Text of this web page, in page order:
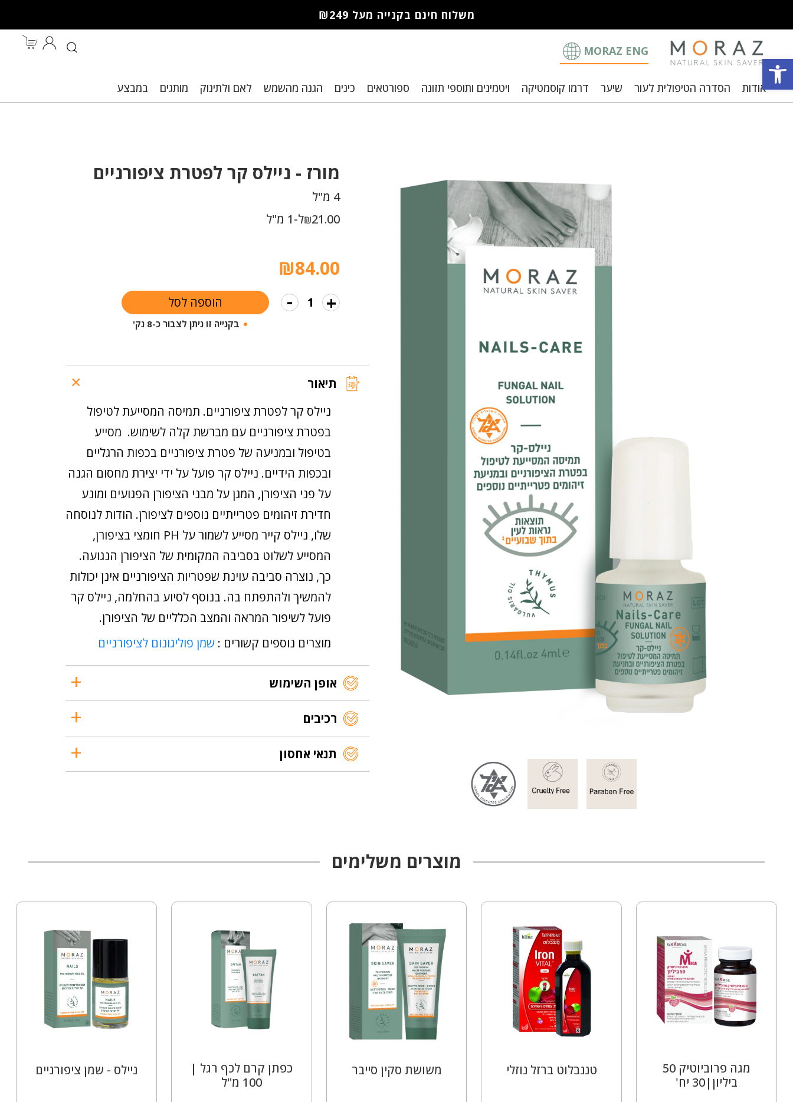
משלוח חינם בקנייה מעל ₪249
חברי מועדון מורז נהנים יותר!
10% הנחה לקנייה ראשונה
MORAZ ENG
אודות הסדרה הטיפולית לעור שיער דרמו קוסמטיקה ויטמינים ותוספי תזונה ספורטאים כינים הגנה מהשמש לאם ולתינוק מותגים במבצע
מורז - ניילס קר לפטרת ציפורניים
4 מ"ל
₪21.00 ל-1 מ"ל
₪84.00
+ כמות
ציפורניים
- הוספה לסל
בקנייה זו ניתן לצבור כ-8 נק'
תיאור
ניילס קר לפטרת ציפורניים. תמיסה המסייעת לטיפול
בפטרת ציפורניים עם מברשת קלה לשימוש. מסייע
בטיפול ובמניעה של פטרת ציפורניים בכפות הרגליים
ובכפות הידיים. ניילס קר פועל על ידי יצירת מחסום הגנה
על פני הציפורן, המגן על מבני הציפורן הפגועים ומונע
חדירת זיהומים פטרייתיים נוספים לציפורן. הודות לנוסחה
שלו, ניילס קייר מסייע לשמור על PH חומצי בציפורן,
המסייע לשלוט בסביבה המקומית של הציפורן הנגועה.
כך, נוצרה סביבה עוינת שפטריות הציפורניים אינן יכולות
להמשיך ולהתפתח בה. בנוסף לסיוע בהחלמה, ניילס קר
פועל לשיפור המראה והמצב הכלליים של הציפורן.
מוצרים נוספים קשורים : שמן פוליגונום לציפורניים
אופן השימוש
רכיבים
תנאי אחסון
מוצרים משלימים
מגה פרוביוטיק 50
ביליון|30 יח'
טננבלוט ברזל נוזלי משושת סקין סייבר
כפתן קרם לכף רגל |
100 מ"ל
ניילס - שמן ציפורניים
פתח סרגל נגישות